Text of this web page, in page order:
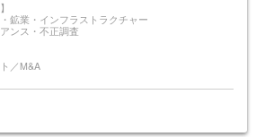
新たに統一的な企業犯罪の
申告ポリシーを公表
鉱業・インフラストラクチャー
ンス・不正調査
／M&A